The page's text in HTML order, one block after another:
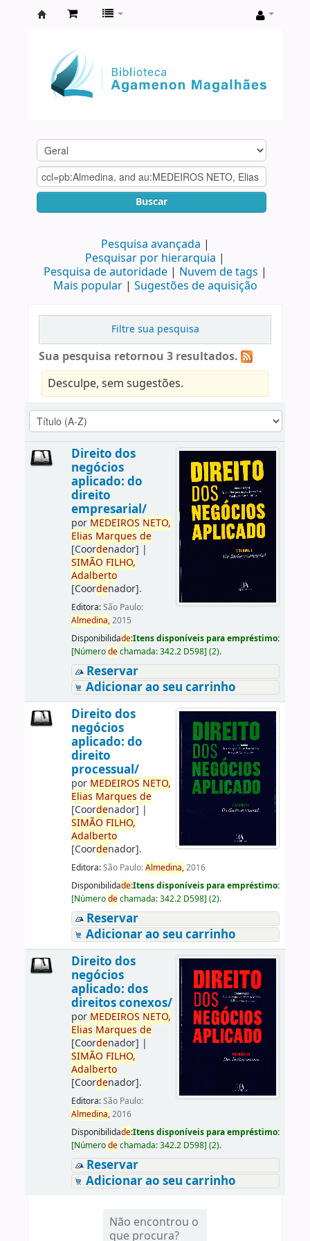
Agamenon
Magalhães
Buscar
Pesquisa avançada
Pesquisar por hierarquia
Pesquisa de autoridade
Nuvem de tags
Mais popular
Sugestões de aquisição
Filtre sua pesquisa
Sua pesquisa retornou 3 resultados.
Desculpe, sem sugestões.
Direito dos
negócios
aplicado: do
direito
empresarial/
por MEDEIROS NETO,
Elias Marques de
[Coordenador] |
SIMÃO FILHO,
Adalberto
[Coordenador].
Editora:São Paulo:
Almedina,2015
Disponibilidade:Itens disponíveis para empréstimo:
[Númerodechamada:342.2 D598] (2).
Reservar
Adicionar ao seu carrinho
Direito dos
negócios
aplicado: do
direito
processual/
por MEDEIROS NETO,
Elias Marques de
[Coordenador] |
SIMÃO FILHO,
Adalberto
[Coordenador].
Editora:São Paulo:Almedina,2016
Disponibilidade:Itens disponíveis para empréstimo:
[Númerodechamada:342.2 D598] (2).
Reservar
Adicionar ao seu carrinho
Direito dos
negócios
aplicado: dos
direitos conexos/
por MEDEIROS NETO,
Elias Marques de
[Coordenador] |
SIMÃO FILHO,
Adalberto
[Coordenador].
Editora:São Paulo:
Almedina,2016
Disponibilidade:Itens disponíveis para empréstimo:
[Númerodechamada:342.2 D598] (2).
Reservar
Adicionar ao seu carrinho
Não encontrou o
que procura?